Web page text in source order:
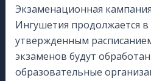
Экзаменационная
Ингушетия продолжается в
утвержденным
экзаменов будут
образовательные